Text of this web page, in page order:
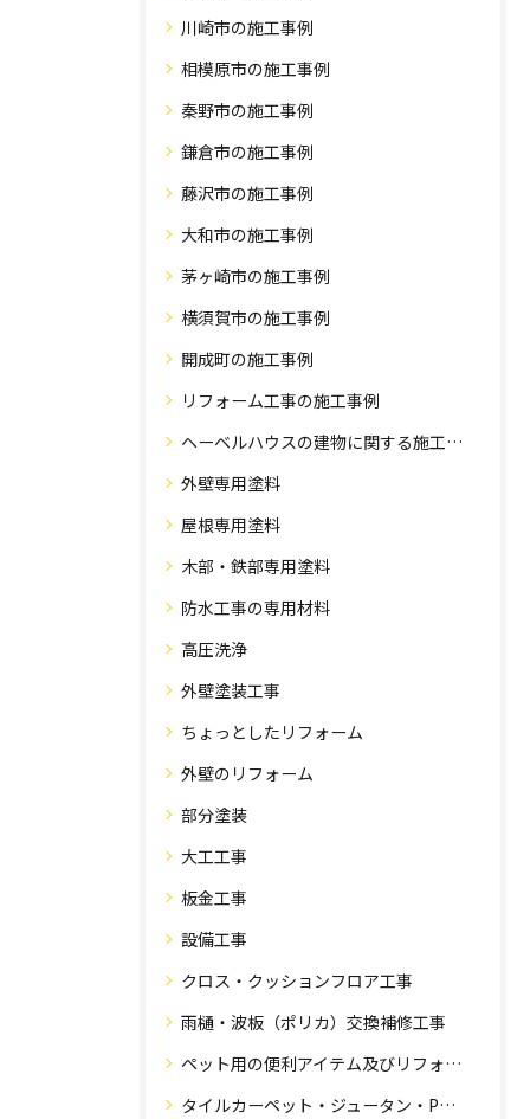
川崎市の施工事例
相模原市の施工事例
秦野市の施工事例
鎌倉市の施工事例
藤沢市の施工事例
大和市の施工事例
茅ヶ崎市の施工事例
横須賀市の施工事例
開成町の施工事例
リフォーム工事の施工事例
ヘーベルハウスの建物に関する施工事例
外壁専用塗料
屋根専用塗料
木部・鉄部専用塗料
防水工事の専用材料
高圧洗浄
外壁塗装工事
ちょっとしたリフォーム
外壁のリフォーム
部分塗装
大工工事
板金工事
設備工事
クロス・クッションフロア工事
雨樋・波板（ポリカ）交換補修工事
ペット用の便利アイテム及びリフォーム工事
タイルカーペット・ジュータン・Pタイル・床・フローリング工事